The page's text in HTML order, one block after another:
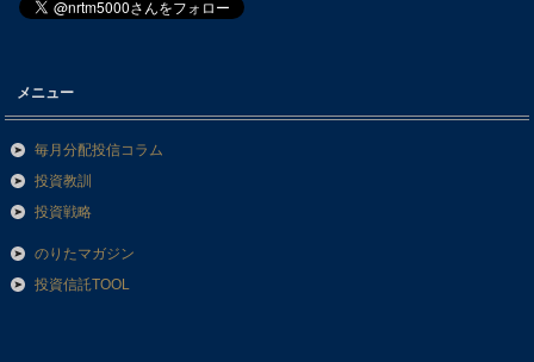
メニュー
毎月分配投信コラム
投資教訓
投資戦略
のりたマガジン
投資信託TOOL